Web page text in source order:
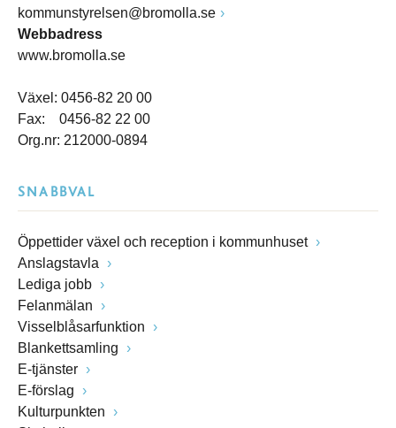
kommunstyrelsen@bromolla.se
Webbadress
www.bromolla.se
Växel: 0456-82 20 00
Fax: 0456-82 22 00
Org.nr: 212000-0894
SNABBVAL
Öppettider växel och reception i kommunhuset
Anslagstavla
Lediga jobb
Felanmälan
Visselblåsarfunktion
Blankettsamling
E-tjänster
E-förslag
Kulturpunkten